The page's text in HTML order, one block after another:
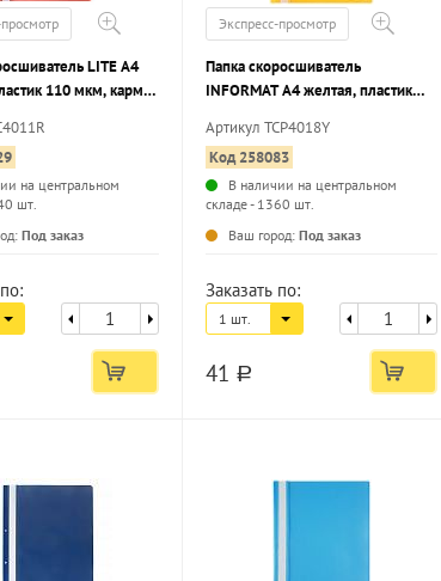
LITE А4
110 мкм, карман
на центральном
шт.
Под заказ
Экспресс-просмотр
Папка скоросшиватель
INFORMAT А4 желтая, пластик
маркировки, с перфорацией
Артикул TCP4018Y
Код 258083
В наличии на центральном
складе - 1360 шт.
Ваш город: Под заказ
Заказать по:
1 шт.
41 a